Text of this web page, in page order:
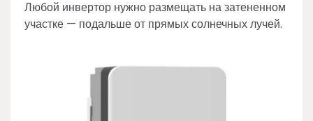
Любой инвертор нужно размещать на затененном
участке — подальше от прямых солнечных лучей.